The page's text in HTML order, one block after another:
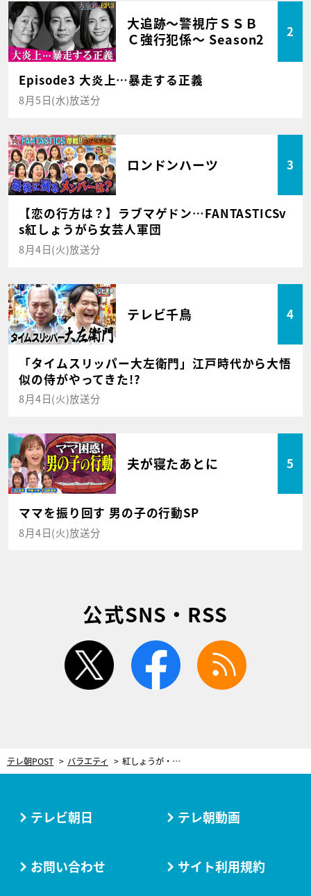
大追跡～警視庁ＳＳＢ
Ｃ強行犯係～ Season2
2
Episode3 大炎上…暴走する正義
8月5日(水)放送分
ロンドンハーツ 3
【恋の行方は？】ラブマゲドン…FANTASTICSv
s紅しょうがら女芸人軍団
8月4日(火)放送分
テレビ千鳥 4
「タイムスリッパー大左衛門」江戸時代から大悟
似の侍がやってきた!?
8月4日(火)放送分
夫が寝たあとに 5
ママを振り回す 男の子の行動SP
8月4日(火)放送分
公式SNS・RSS
twitter facebook
テレ朝POST バラエティ 紅しょうが・稲田、売れっ子芸人7名を“付き合いたい順”にランク付け！上位は「色気がある」
テレビ朝日 テレ朝動画
お問い合わせ サイト利用規約